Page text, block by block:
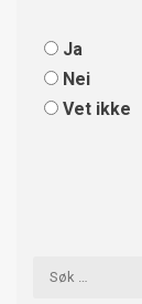
Ja
Nei
Vet ikke